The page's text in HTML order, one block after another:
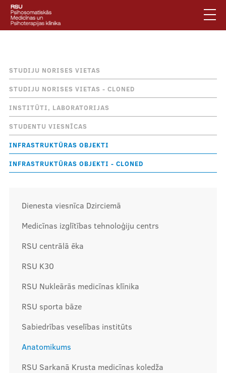
Pārlekt
galveno
saturu
Meklēt Mobile
augšējā
izvēlne
Jautājumi un atbildes
Privātuma politika
Vides pieejamība
Piesakies jaunumiem
Mobile
izvēlne
Pakalpojumi
Mūsu komanda
Cenas
Ārstniecības personām
Atpakaļceļš
STUDIJU NORISES VIETAS
STUDIJU NORISES VIETAS - CLONED
INSTITŪTI, LABORATORIJAS
STUDENTU VIESNĪCAS
INFRASTRUKTŪRAS OBJEKTI
INFRASTRUKTŪRAS OBJEKTI - CLONED
Dienesta viesnīca Dzirciemā
Medicīnas izglītības tehnoloģiju centrs
RSU centrālā ēka
RSU K30
RSU Nukleārās medicīnas klīnika
RSU sporta bāze
Sabiedrības veselības institūts
Anatomikums
RSU Sarkanā Krusta medicīnas koledža